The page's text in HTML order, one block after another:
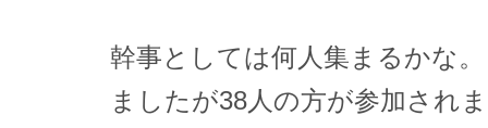
幹事としては何人集まるかな
ましたが38人の方が参加され